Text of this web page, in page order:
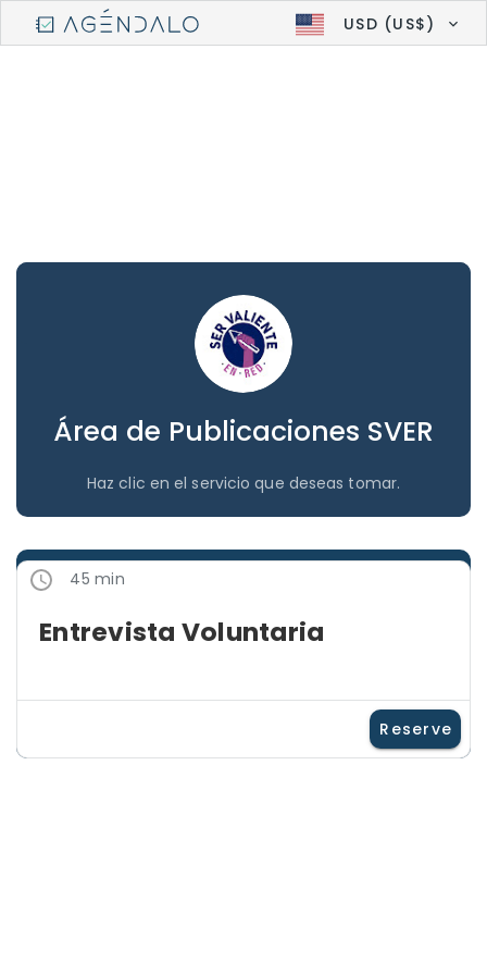
USD (US$)
Área de Publicaciones SVER
Haz clic en el servicio que deseas tomar.
45 min
Entrevista Voluntaria
Reserve